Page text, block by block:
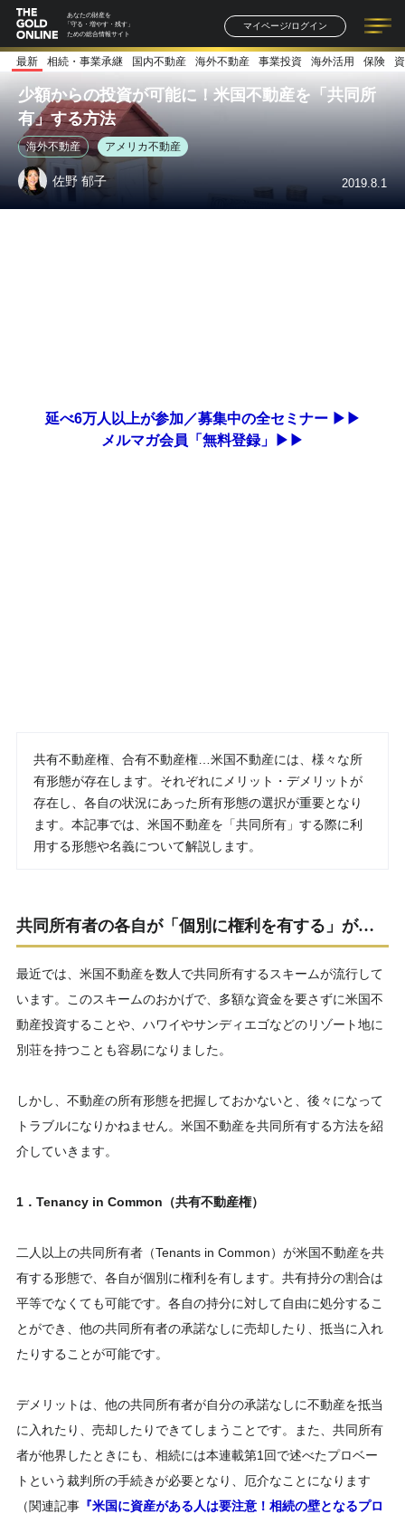
あなたの財産を
「守る・増やす・残す」
ための総合情報サイト
マイページ/ログイン
記事一覧 連載一覧
著者一覧 書籍一覧
最新 相続・事業承継 国内不動産 海外不動産 事業投資 海外活用 保険
少額からの投資が可能に！米国不動産を「共同所
有」する方法
海外不動産 アメリカ不動産
佐野 郁子 2019.8.1
延べ6万人以上が参加／募集中の全セミナー ▶▶
メルマガ会員「無料登録」▶▶
共有不動産権、合有不動産権…米国不動産には、様々な所
有形態が存在します。それぞれにメリット・デメリットが
存在し、各自の状況にあった所有形態の選択が重要となり
ます。本記事では、米国不動産を「共同所有」する際に利
用する形態や名義について解説します。
共同所有者の各自が「個別に権利を有する」が…
最近では、米国不動産を数人で共同所有するスキームが流行して
います。このスキームのおかげで、多額な資金を要さずに米国不
動産投資することや、ハワイやサンディエゴなどのリゾート地に
別荘を持つことも容易になりました。
しかし、不動産の所有形態を把握しておかないと、後々になって
トラブルになりかねません。米国不動産を共同所有する方法を紹
介していきます。
1．Tenancy in Common（共有不動産権）
二人以上の共同所有者（Tenants in Common）が米国不動産を共
有する形態で、各自が個別に権利を有します。共有持分の割合は
平等でなくても可能です。各自の持分に対して自由に処分するこ
とができ、他の共同所有者の承諾なしに売却したり、抵当に入れ
たりすることが可能です。
デメリットは、他の共同所有者が自分の承諾なしに不動産を抵当
に入れたり、売却したりできてしまうことです。また、共同所有
者が他界したときにも、相続には本連載第1回で述べたプロベー
トという裁判所の手続きが必要となり、厄介なことになります
（関連記事 『米国に資産がある人は要注意！相続の壁となるプロ